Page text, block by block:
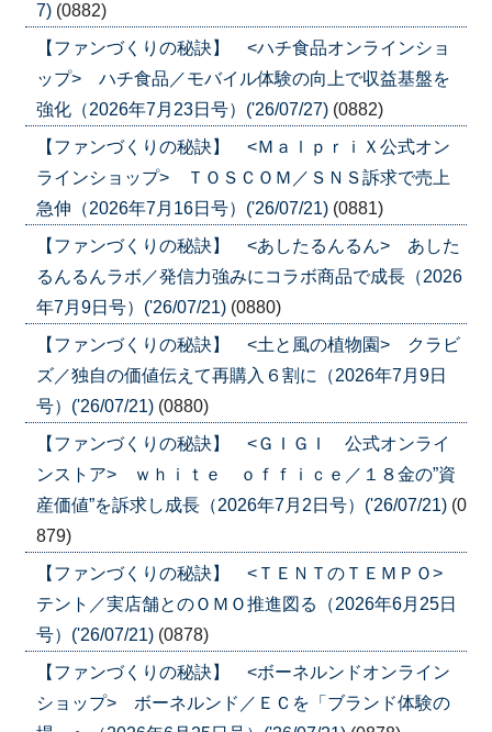
7) (0882)
【ファンづくりの秘訣】 <ハチ食品オンラインショ
ップ> ハチ食品／モバイル体験の向上で収益基盤を
強化（2026年7月23日号）('26/07/27) (0882)
【ファンづくりの秘訣】 <ＭａｌｐｒｉＸ公式オン
ラインショップ> ＴＯＳＣＯＭ／ＳＮＳ訴求で売上
急伸（2026年7月16日号）('26/07/21) (0881)
【ファンづくりの秘訣】 <あしたるんるん> あした
るんるんラボ／発信力強みにコラボ商品で成長（2026
年7月9日号）('26/07/21) (0880)
【ファンづくりの秘訣】 <土と風の植物園> クラビ
ズ／独自の価値伝えて再購入６割に（2026年7月9日
号）('26/07/21) (0880)
【ファンづくりの秘訣】 <ＧＩＧＩ 公式オンライ
ンストア> ｗｈｉｔｅ ｏｆｆｉｃｅ／１８金の”資
産価値”を訴求し成長（2026年7月2日号）('26/07/21) (0
879)
【ファンづくりの秘訣】 <ＴＥＮＴのＴＥＭＰＯ>
テント／実店舗とのＯＭＯ推進図る（2026年6月25日
号）('26/07/21) (0878)
【ファンづくりの秘訣】 <ボーネルンドオンライン
ショップ> ボーネルンド／ＥＣを「ブランド体験の